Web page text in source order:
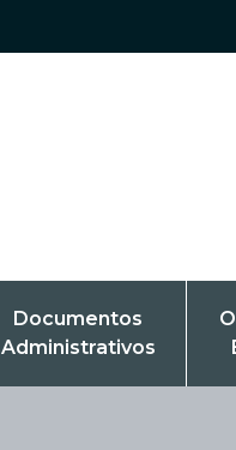
Documentos
Administrativos